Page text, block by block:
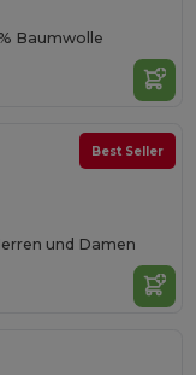
Baumwolle
Best Seller
und Damen